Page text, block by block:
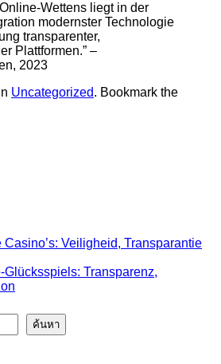
Wettens liegt in der
modernster Technologie
transparenter,
Plattformen.” –
2023
Uncategorized. Bookmark the
Veiligheid, Transparantie
Transparenz,
ค้นหา